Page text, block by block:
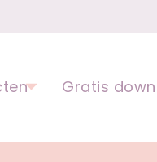
|
Gratis